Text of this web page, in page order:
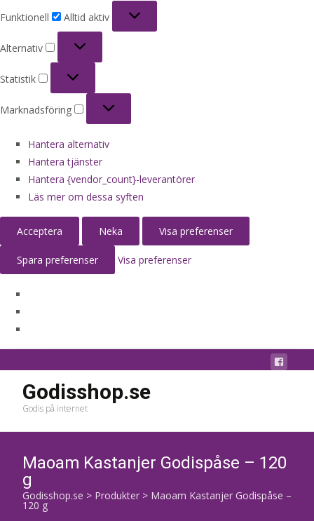
Funktionell
Alltid aktiv
Alternativ
Statistik
Marknadsföring
Hantera alternativ
Hantera tjänster
Hantera {vendor_count}-leverantörer
Läs mer om dessa syften
Acceptera Neka Visa preferenser
Spara preferenser Visa preferenser
Godisshop.se
Godis på internet
Maoam Kastanjer Godispåse – 120
g
Godisshop.se > Produkter > Maoam Kastanjer Godispåse –
120 g